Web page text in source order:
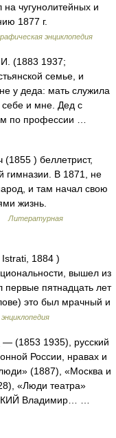
чугунолитейных и
1877 г.
энциклопедия
(1883 1937;
семье, и
у деда: мать служила
себе и мне. Дед с
по профессии …
) беллетрист,
гимназии. В 1871, не
и там начал свою
жизнь.
Литературная
1884 )
вышел из
первые пятнадцать лет
это был мрачный и
— (1853 1935), русский
России, нравах и
(1887), «Москва и
«Люди театра»
Владимир… …